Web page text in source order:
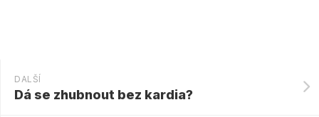
DALŠÍ
Dá se zhubnout bez kardia?